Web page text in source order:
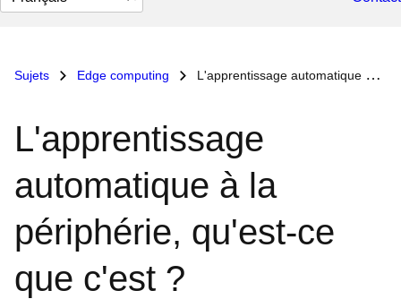
la
Sujets Edge computing L'apprentissage automatique à la périphérie, qu'est-ce que c'est ?
L'apprentissage
automatique à la
périphérie, qu'est-ce
que c'est ?